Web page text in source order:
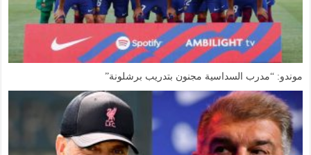
موندو: “مدرب السداسية مجنون بتدريب برشلونة”